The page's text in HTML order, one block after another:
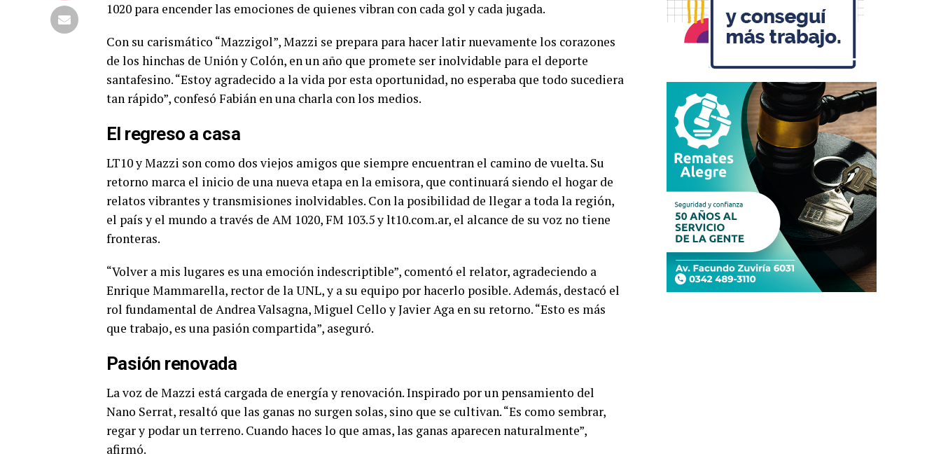
1020 para encender las emociones de quienes vibran con cada gol y cada jugada.
Con su carismático “Mazzigol”, Mazzi se prepara para hacer latir nuevamente los corazones
de los hinchas de Unión y Colón, en un año que promete ser inolvidable para el deporte
santafesino. “Estoy agradecido a la vida por esta oportunidad, no esperaba que todo sucediera
tan rápido”, confesó Fabián en una charla con los medios.
El regreso a casa
LT10 y Mazzi son como dos viejos amigos que siempre encuentran el camino de vuelta. Su
retorno marca el inicio de una nueva etapa en la emisora, que continuará siendo el hogar de
relatos vibrantes y transmisiones inolvidables. Con la posibilidad de llegar a toda la región,
el país y el mundo a través de AM 1020, FM 103.5 y lt10.com.ar, el alcance de su voz no tiene
fronteras.
“Volver a mis lugares es una emoción indescriptible”, comentó el relator, agradeciendo a
Enrique Mammarella, rector de la UNL, y a su equipo por hacerlo posible. Además, destacó el
rol fundamental de Andrea Valsagna, Miguel Cello y Javier Aga en su retorno. “Esto es más
que trabajo, es una pasión compartida”, aseguró.
Pasión renovada
La voz de Mazzi está cargada de energía y renovación. Inspirado por un pensamiento del
Nano Serrat, resaltó que las ganas no surgen solas, sino que se cultivan. “Es como sembrar,
regar y podar un terreno. Cuando haces lo que amas, las ganas aparecen naturalmente”,
afirmó.